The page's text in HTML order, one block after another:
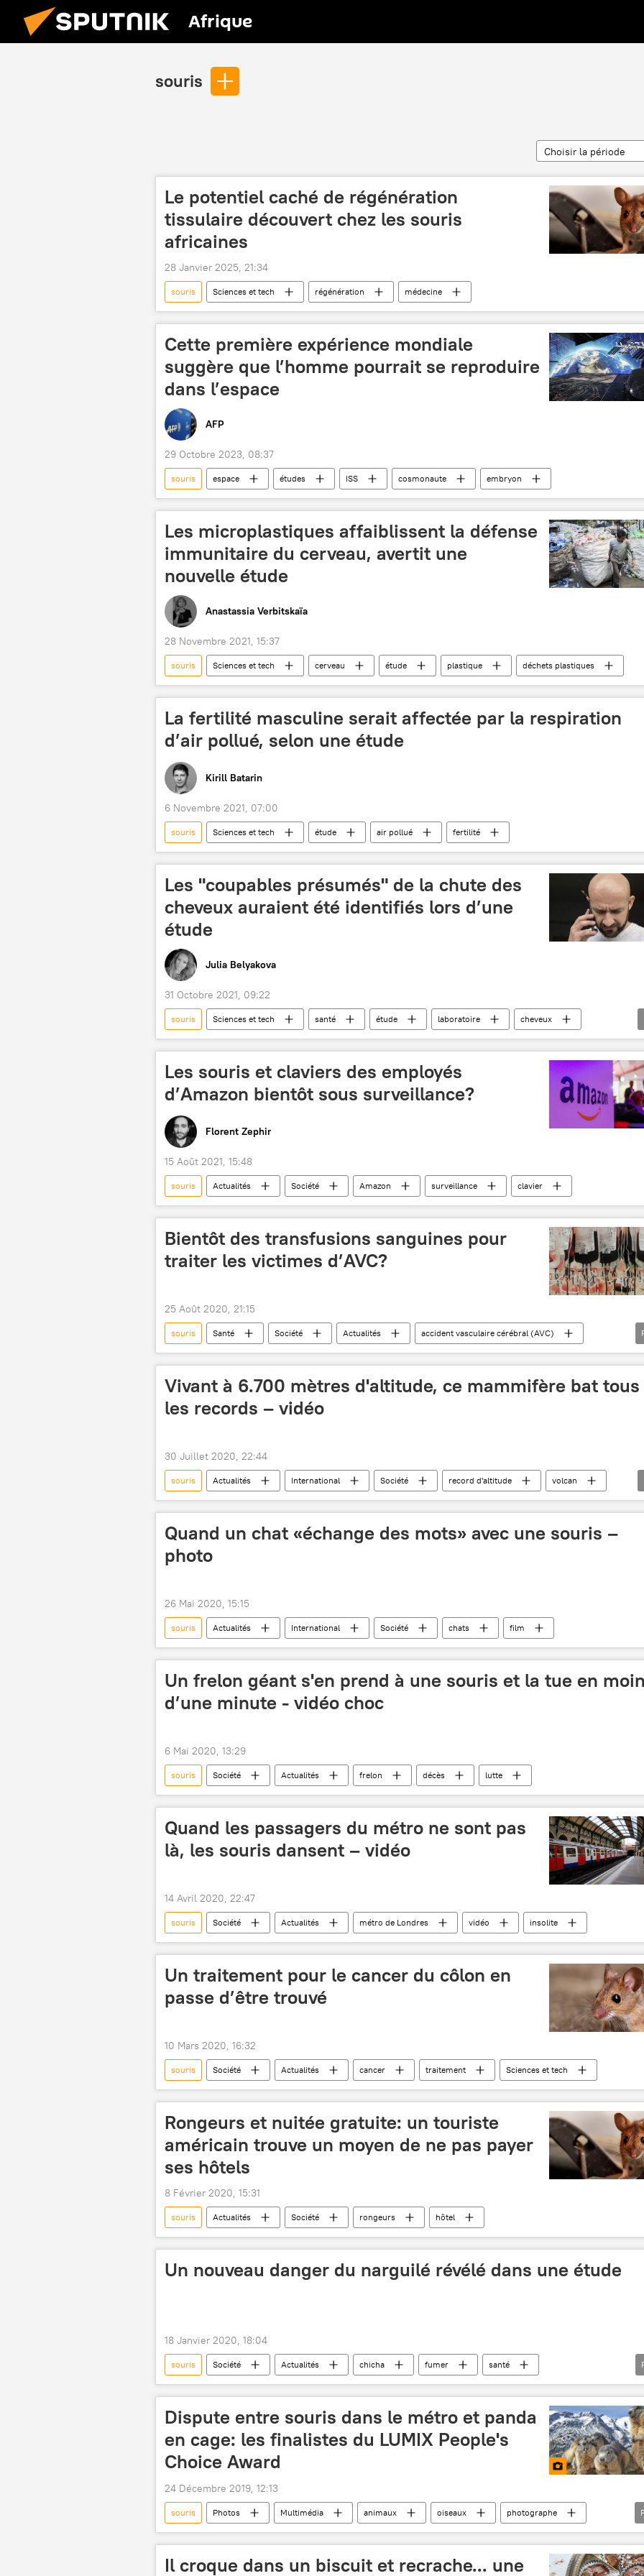
Afrique
souris
Choisir la période
Le potentiel caché de régénération
tissulaire découvert chez les souris
africaines
28 Janvier 2025, 21:34
souris Sciences et tech régénération médecine
Cette première expérience mondiale
suggère que l’homme pourrait se reproduire
dans l’espace
AFP
29 Octobre 2023, 08:37
souris espace études ISS cosmonaute embryon
Les microplastiques affaiblissent la défense
immunitaire du cerveau, avertit une
nouvelle étude
Anastassia Verbitskaïa
28 Novembre 2021, 15:37
souris Sciences et tech cerveau étude plastique déchets plastiques
La fertilité masculine serait affectée par la respiration
d’air pollué, selon une étude
Kirill Batarin
6 Novembre 2021, 07:00
souris Sciences et tech étude air pollué fertilité
Les "coupables présumés" de la chute des
cheveux auraient été identifiés lors d’une
étude
Julia Belyakova
31 Octobre 2021, 09:22
souris Sciences et tech santé étude laboratoire
cheveux
Covid-19
Les souris et claviers des employés
d’Amazon bientôt sous surveillance?
Florent Zephir
15 Août 2021, 15:48
souris Actualités Société Amazon surveillance clavier
Bientôt des transfusions sanguines pour
traiter les victimes d’AVC?
25 Août 2020, 21:15
souris Santé Société Actualités
accident vasculaire cérébral (AVC)
transfusion sanguine
cerveau
Vivant à 6.700 mètres d'altitude, ce mammifère bat tous
les records – vidéo
30 Juillet 2020, 22:44
souris Actualités International Société record d'altitude
volcan
Sciences et tech
Quand un chat «échange des mots» avec une souris –
photo
26 Mai 2020, 15:15
souris Actualités International Société chats film
Un frelon géant s'en prend à une souris et la tue en
d’une minute - vidéo choc
6 Mai 2020, 13:29
souris Société Actualités frelon décès lutte
Quand les passagers du métro ne sont pas
là, les souris dansent – vidéo
14 Avril 2020, 22:47
souris Société Actualités métro de Londres vidéo insolite
Un traitement pour le cancer du côlon en
passe d’être trouvé
10 Mars 2020, 16:32
souris Société Actualités cancer traitement Sciences et tech
Rongeurs et nuitée gratuite: un touriste
américain trouve un moyen de ne pas payer
ses hôtels
8 Février 2020, 15:31
souris Actualités Société rongeurs hôtel
Un nouveau danger du narguilé révélé dans une étude
18 Janvier 2020, 18:04
souris Société Actualités chicha fumer
santé
Université du Texas
Sciences et tech
Dispute entre souris dans le métro et panda
en cage: les finalistes du LUMIX People's
Choice Award
24 Décembre 2019, 12:13
souris Photos Multimédia animaux oiseaux
photographe
photographie
concours hippopotame baleines
marmotte
Il croque dans un biscuit et recrache... une